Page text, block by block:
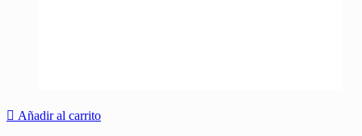
Añadir al carrito